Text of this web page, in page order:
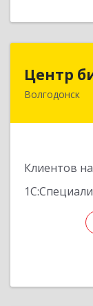
Центр
Волгодонск
Клиентов